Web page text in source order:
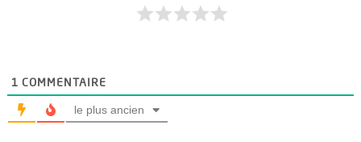
1 COMMENTAIRE
le plus ancien